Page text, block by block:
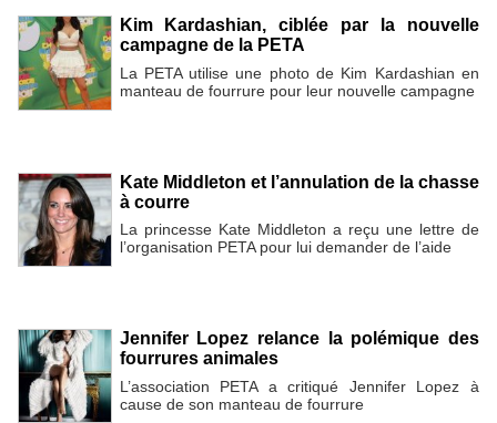
Kim Kardashian, ciblée par la nouvelle
campagne de la PETA
La PETA utilise une photo de Kim Kardashian en
manteau de fourrure pour leur nouvelle campagne
Kate Middleton et l’annulation de la chasse
à courre
La princesse Kate Middleton a reçu une lettre de
l’organisation PETA pour lui demander de l’aide
Jennifer Lopez relance la polémique des
fourrures animales
L’association PETA a critiqué Jennifer Lopez à
cause de son manteau de fourrure